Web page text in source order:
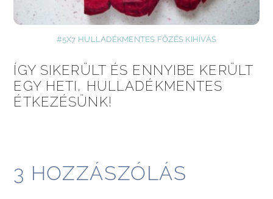
#5X7 HULLADÉKMENTES FŐZÉS KIHÍVÁS
ÍGY SIKERÜLT ÉS ENNYIBE KERÜLT
EGY HETI, HULLADÉKMENTES
ÉTKEZÉSÜNK!
3 HOZZÁSZÓLÁS